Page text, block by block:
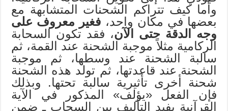
وأما كيف تتراكم الشحنات المتشابهة مع
بعضها في مكان واحد، فغير معروف على
وجه الدقة حتى الآن، فقد تكون السحابة
الركامية مثلاً موجبة الشحنة عند القمة، ثم
سالبة الشحنة عند وسطها، ثم موجبة
الشحنة عند قاعدتها، ثم تولد هذه الشحنة
شحنة أخرى تأثيرية سالبة تحتها. وبذلك
فإن الفعل «يؤلف» المذكور في الآية
القرآنية يفيد التأليف بين السحاب ـ ضمن